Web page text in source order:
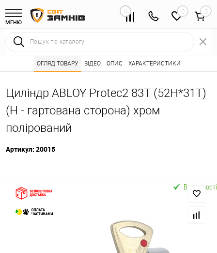
МЕНЮ
0 0
Інтернет магазин замків • Каталог товарів ⭐ • Серцевини
Циліндр ABLOY Protec2 83T (52H*31T)
(H - гартована сторона) хром
полірований
Артикул: 20015
ОГЛЯД ТОВАРУ ВІДЕО ОПИС ХАРАКТЕРИСТИКИ
В наявності